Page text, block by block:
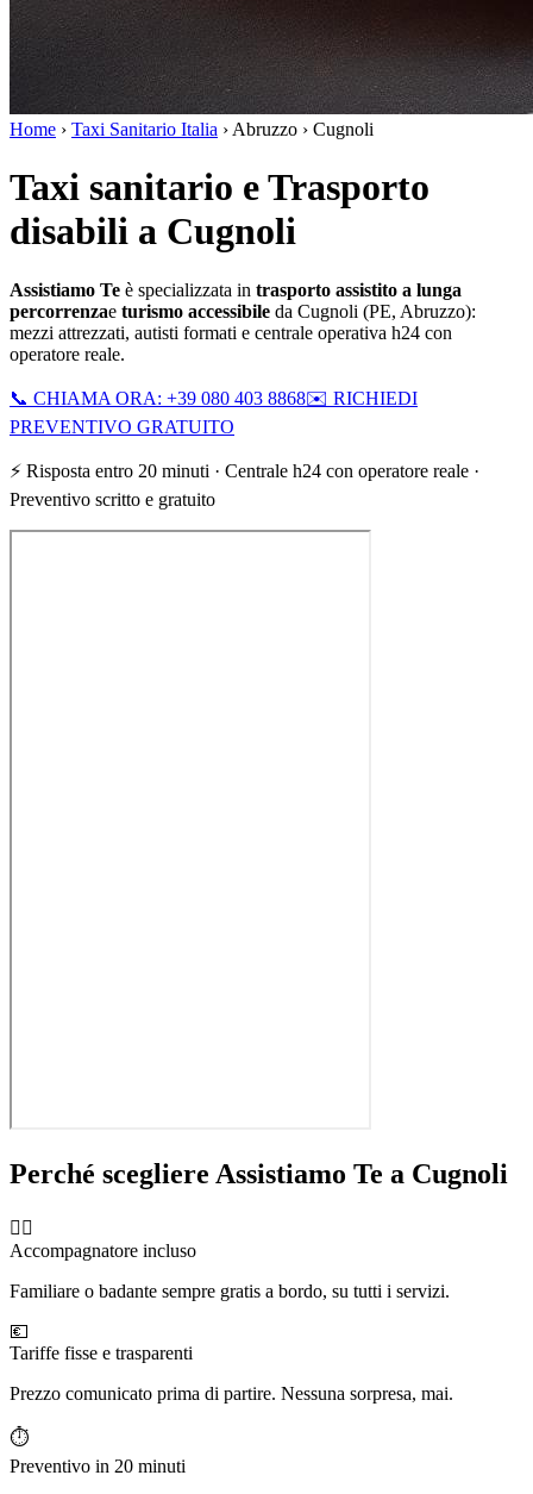
Home › Taxi Sanitario Italia › Abruzzo › Cugnoli
Taxi sanitario e Trasporto
disabili a Cugnoli
Assistiamo Te è specializzata in trasporto assistito a lunga
percorrenzae turismo accessibile da Cugnoli (PE, Abruzzo):
mezzi attrezzati, autisti formati e centrale operativa h24 con
operatore reale.
📞 CHIAMA ORA: +39 080 403 8868✉️ RICHIEDI
PREVENTIVO GRATUITO
⚡ Risposta entro 20 minuti · Centrale h24 con operatore reale ·
Preventivo scritto e gratuito
Perché scegliere Assistiamo Te a Cugnoli
🧑‍⚕️
Accompagnatore incluso
Familiare o badante sempre gratis a bordo, su tutti i servizi.
💶
Tariffe fisse e trasparenti
Prezzo comunicato prima di partire. Nessuna sorpresa, mai.
⏱️
Preventivo in 20 minuti